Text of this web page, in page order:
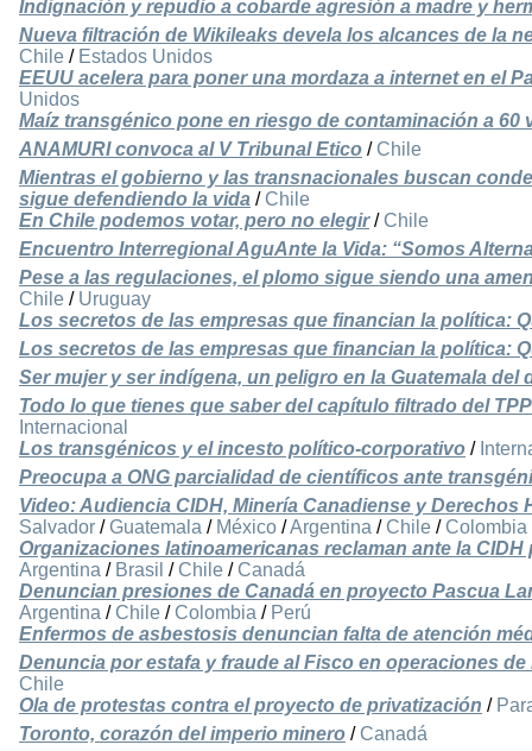
Indignación y repudio a cobarde agresión a madre y
Nueva filtración de Wikileaks devela los alcances de la
Chile / Estados Unidos
EEUU acelera para poner una mordaza a internet en el
Unidos
Maíz transgénico pone en riesgo de contaminación a 60
ANAMURI convoca al V Tribunal Etico / Chile
Mientras el gobierno y las transnacionales buscan
sigue defendiendo la vida / Chile
En Chile podemos votar, pero no elegir/ Chile
Encuentro Interregional AguAnte la Vida: “Somos
Pese a las regulaciones, el plomo sigue siendo una
Chile / Uruguay
Los secretos de las empresas que financian la política:
Los secretos de las empresas que financian la política:
Ser mujer y ser indígena, un peligro en la Guatemala del
Todo lo que tienes que saber del capítulo filtrado del
Internacional
Los transgénicos y el incesto político-corporativo /
Preocupa a ONG parcialidad de científicos ante
Video: Audiencia CIDH, Minería Canadiense y Derechos
Salvador / Guatemala / México /Argentina / Chile / Colombia
Organizaciones latinoamericanas reclaman ante la
Argentina / Brasil / Chile / Canadá
Denuncian presiones de Canadá en proyecto Pascua
Argentina / Chile / Colombia / Perú
Enfermos de asbestosis denuncian falta de atención
Denuncia por estafa y fraude al Fisco en operaciones
Chile
Ola de protestas contra el proyecto de privatización /
Toronto, corazón del imperio minero / Canadá